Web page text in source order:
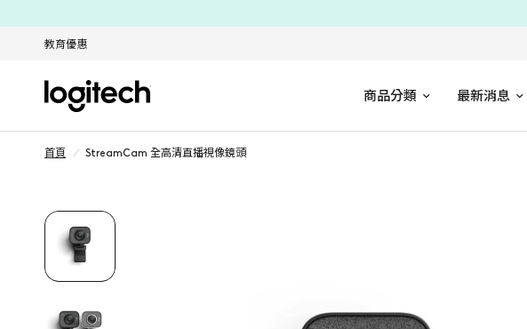
教育優惠
商品分類 最新消息
首頁 / StreamCam 全高清直播視像鏡頭